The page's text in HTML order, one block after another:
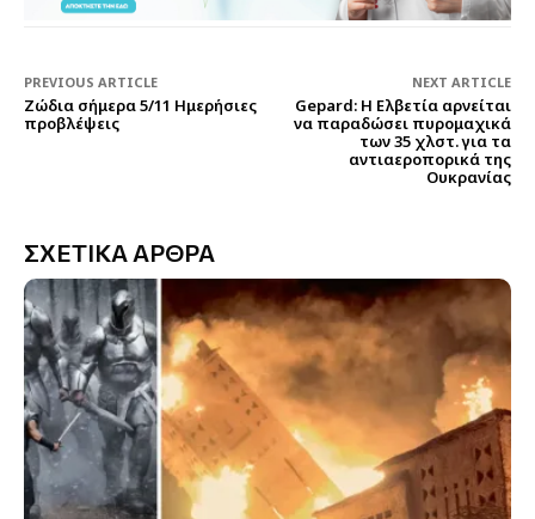
PREVIOUS ARTICLE
Ζώδια σήμερα 5/11 Ημερήσιες
προβλέψεις
NEXT ARTICLE
Gepard: Η Ελβετία αρνείται
να παραδώσει πυρομαχικά
των 35 χλστ. για τα
αντιαεροπορικά της
Ουκρανίας
ΣΧΕΤΙΚΑ ΑΡΘΡΑ